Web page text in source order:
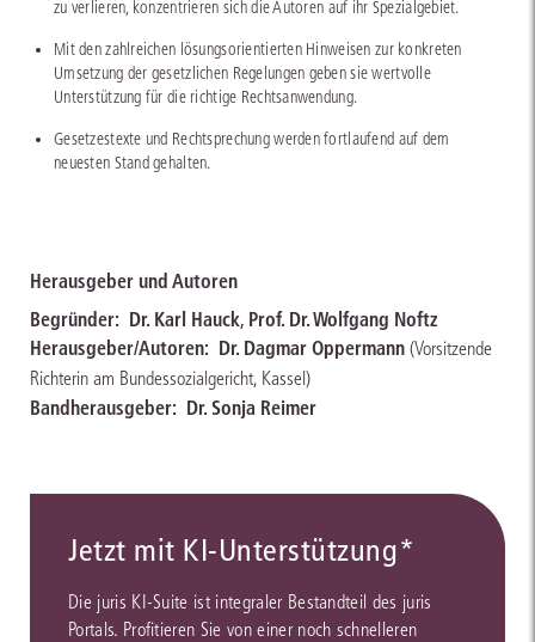
zu verlieren, konzentrieren sich die Autoren auf ihr Spezialgebiet.
Mit den zahlreichen lösungsorientierten Hinweisen zur konkreten
Umsetzung der gesetzlichen Regelungen geben sie wertvolle
Unterstützung für die richtige Rechtsanwendung.
Gesetzestexte und Rechtsprechung werden fortlaufend auf dem
neuesten Stand gehalten.
Herausgeber und Autoren
Begründer: Dr. Karl Hauck, Prof. Dr. Wolfgang Noftz
Herausgeber/Autoren: Dr. Dagmar Oppermann (Vorsitzende
Richterin am Bundessozialgericht, Kassel)
Bandherausgeber: Dr. Sonja Reimer
Jetzt mit KI-Unterstützung*
Die juris KI-Suite ist integraler Bestandteil des juris
Portals. Profitieren Sie von einer noch schnelleren